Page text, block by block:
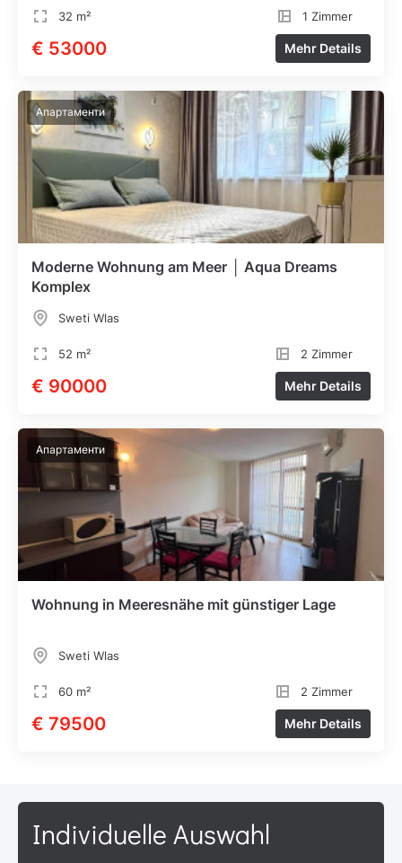
32 m² 1 Zimmer
€ 53000 Mehr Details
Апартаменти
Moderne Wohnung am Meer │ Aqua Dreams
Komplex
Sweti Wlas
52 m² 2 Zimmer
€ 90000 Mehr Details
Апартаменти
Wohnung in Meeresnähe mit günstiger Lage
Sweti Wlas
60 m² 2 Zimmer
€ 79500 Mehr Details
Individuelle Auswahl